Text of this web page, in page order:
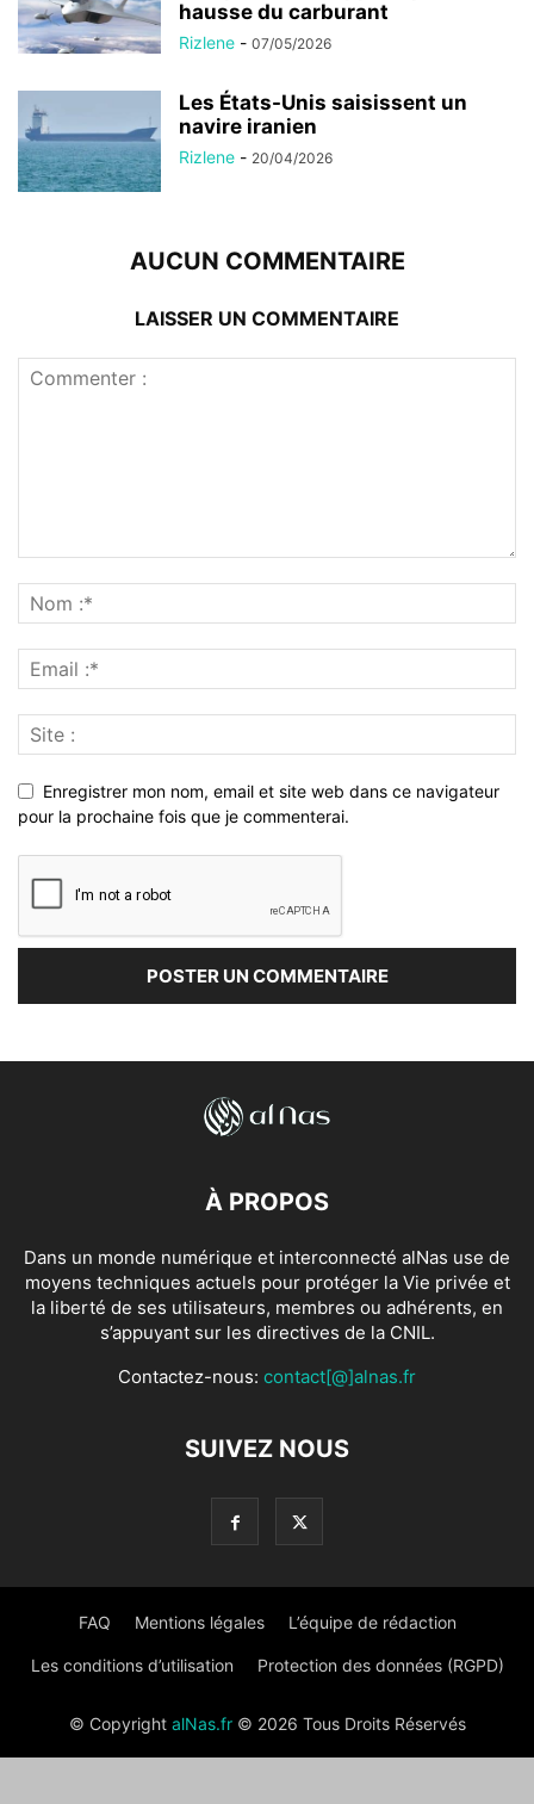
hausse du carburant
Rizlene - 07/05/2026
Les États-Unis saisissent un
navire iranien
Rizlene - 20/04/2026
AUCUN COMMENTAIRE
LAISSER UN COMMENTAIRE
Enregistrer mon nom, email et site web dans ce navigateur
pour la prochaine fois que je commenterai.
À PROPOS
Dans un monde numérique et interconnecté alNas use de
moyens techniques actuels pour protéger la Vie privée et
la liberté de ses utilisateurs, membres ou adhérents, en
s’appuyant sur les directives de la CNIL.
Contactez-nous: contact[@]alnas.fr
SUIVEZ NOUS
FAQ Mentions légales L’équipe de rédaction
Les conditions d’utilisation Protection des données (RGPD)
© Copyright alNas.fr© 2026 Tous Droits Réservés